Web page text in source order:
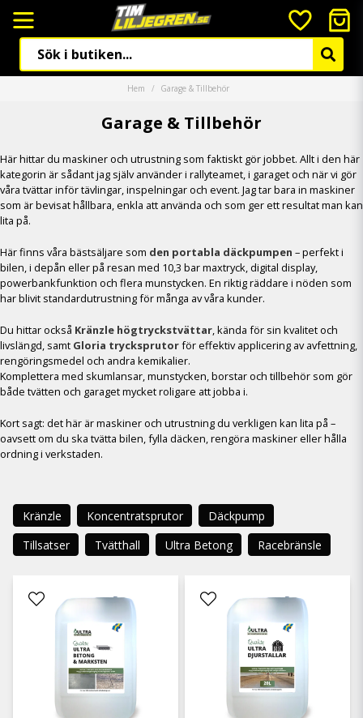
Hem Garage & Tillbehör
Garage & Tillbehör
Här hittar du maskiner och utrustning som faktiskt gör jobbet. Allt i den här
kategorin är sådant jag själv använder i rallyteamet, i garaget och när vi gör
våra tvättar inför tävlingar, inspelningar och event. Jag tar bara in maskiner
som är bevisat hållbara, enkla att använda och som ger ett resultat man kan
lita på.
Här finns våra bästsäljare som den portabla däckpumpen – perfekt i
bilen, i depån eller på resan med 10,3 bar maxtryck, digital display,
powerbankfunktion och flera munstycken. En riktig räddare i nöden som
har blivit standardutrustning för många av våra kunder.
Du hittar också Kränzle högtryckstvättar, kända för sin kvalitet och
livslängd, samt Gloria trycksprutorför effektiv applicering av avfettning,
rengöringsmedel och andra kemikalier.
Komplettera med skumlansar, munstycken, borstar och tillbehör som gör
både tvätten och garaget mycket roligare att jobba i.
Kort sagt: det här är maskiner och utrustning du verkligen kan lita på –
oavsett om du ska tvätta bilen, fylla däcken, rengöra maskiner eller hålla
ordning i verkstaden.
Kränzle Koncentratsprutor
Däckpump
Tillsatser
Tvätthall Ultra Betong Racebränsle